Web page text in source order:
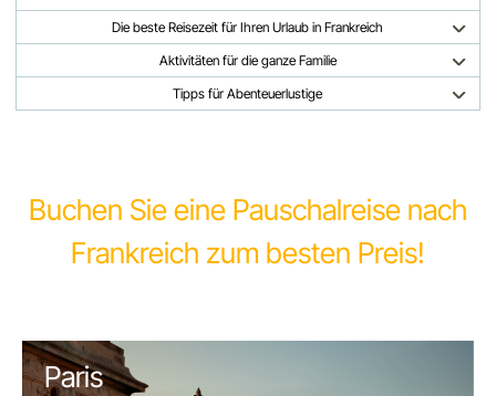
Die beste Reisezeit für Ihren Urlaub in Frankreich
Aktivitäten für die ganze Familie
Tipps für Abenteuerlustige
Buchen Sie eine Pauschalreise nach
Frankreich zum besten Preis!
Paris